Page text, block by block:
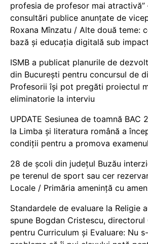
profesia de profesor mai atractivă”
consultări publice anunțate de
Roxana Mînzatu / Alte două teme:
bază și educația digitală sub
ISMB a publicat planurile de
din București pentru concursul de
Profesorii își pot pregăti proiectul
eliminatorie la interviu
UPDATE Sesiunea de toamnă BAC
la Limba și literatura română a
condiții pentru a promova examenul
28 de școli din județul Buzău
pe terenul de sport sau cer
Locale / Primăria amenință cu
Standardele de evaluare la Religie
spune Bogdan Cristescu,
pentru Curriculum și Evaluare: Nu